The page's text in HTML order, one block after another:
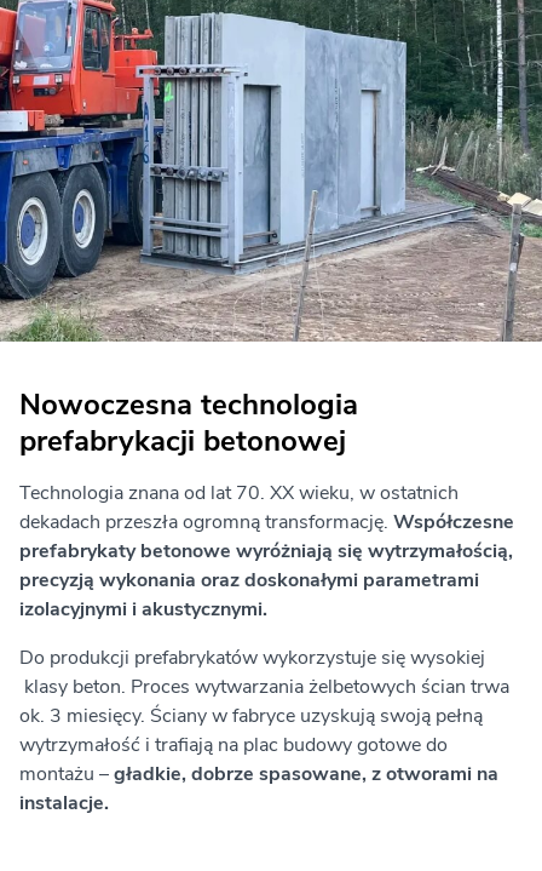
Nowoczesna technologia
prefabrykacji betonowej
Technologia znana od lat 70. XX wieku, w ostatnich
dekadach przeszła ogromną transformację. Współczesne
prefabrykaty betonowe wyróżniają się wytrzymałością,
precyzją wykonania oraz doskonałymi parametrami
izolacyjnymi i akustycznymi.
Do produkcji prefabrykatów wykorzystuje się wysokiej
klasy beton. Proces wytwarzania żelbetowych ścian trwa
ok. 3 miesięcy. Ściany w fabryce uzyskują swoją pełną
wytrzymałość i trafiają na plac budowy gotowe do
montażu –gładkie, dobrze spasowane, z otworami na
instalacje.